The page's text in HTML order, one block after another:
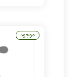
موجود